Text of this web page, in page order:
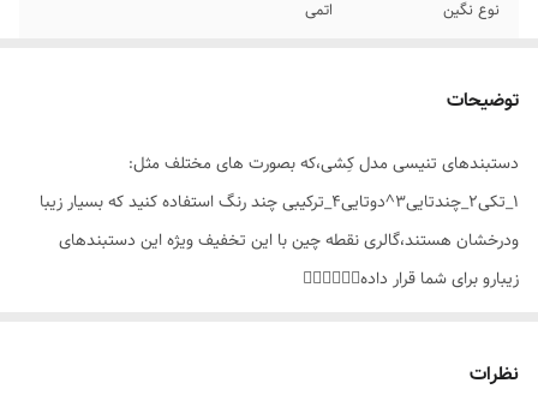
نوع نگین اتمی
مناسب برای خانم ها
توضیحات
دستبندهای تنیسی مدل کِشی،که بصورت های مختلف مثل:
۱_تکی۲_چندتایی۳^دوتایی۴_ترکیبی چند رنگ استفاده کنید که بسیار زیبا
ودرخشان هستند،گالری نقطه چین با این تخفیف ویژه این دستبندهای
زیبارو برای شما قرار داده👌🏻🤗✨️🙏🏼
نظرات